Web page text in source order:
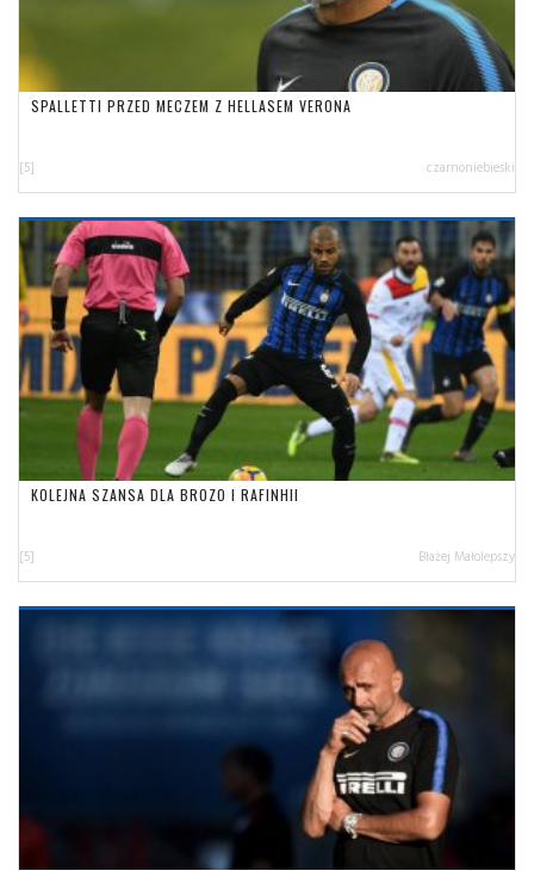
SPALLETTI PRZED MECZEM Z HELLASEM VERONA
[5] czarnoniebieski
KOLEJNA SZANSA DLA BROZO I RAFINHII
[5] Błażej Małolepszy